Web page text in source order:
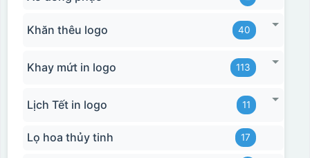
Khăn thêu logo 40
Khay mứt in logo 113
Lịch Tết in logo 11
Lọ hoa thủy tinh 17